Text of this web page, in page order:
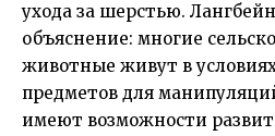
ухода за шерстью.
объяснение: многие
животные живут в
предметов для
имеют возможности